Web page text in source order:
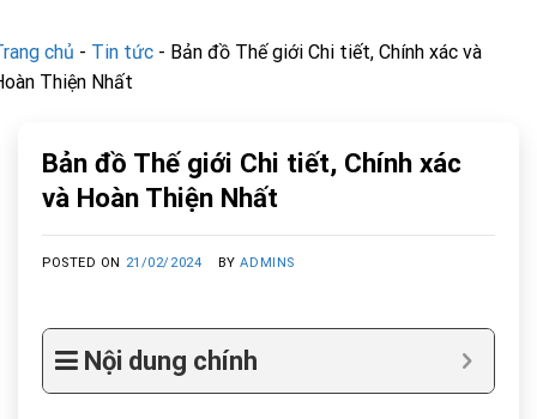
chủ - Tin tức - Bản đồ Thế giới Chi tiết, Chính xác và
Thiện Nhất
Bản đồ Thế giới Chi tiết, Chính xác
và Hoàn Thiện Nhất
POSTED ON 21/02/2024 BYADMINS
Nội dung chính